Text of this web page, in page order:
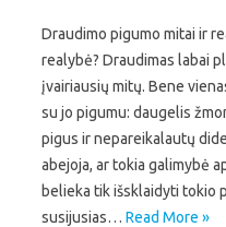
Draudimo pigumo mitai ir
realybė? Draudimas labai
įvairiausių mitų. Bene
su jo pigumu: daugelis
pigus ir nepareikalautų
abejoja, ar tokia galimybė
belieka tik išsklaidyti tokio
susijusias… Read More »